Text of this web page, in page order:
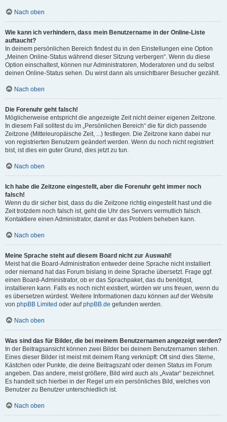
Nach oben
Wie kann ich verhindern, dass mein Benutzername in der Online-Liste
auftaucht?
In deinem persönlichen Bereich findest du in den Einstellungen eine Option
„Meinen Online-Status während dieser Sitzung verbergen“. Wenn du diese
Option einschaltest, können nur Administratoren, Moderatoren und du selbst
deinen Online-Status sehen. Du wirst dann als unsichtbarer Besucher gezählt.
Nach oben
Die Forenuhr geht falsch!
Möglicherweise entspricht die angezeigte Zeit nicht deiner eigenen Zeitzone.
In diesem Fall solltest du im „Persönlichen Bereich“ die für dich passende
Zeitzone (Mitteleuropäische Zeit, ...) festlegen. Die Zeitzone kann dabei nur
von registrierten Benutzern geändert werden. Wenn du noch nicht registriert
bist, ist dies ein guter Grund, dies jetzt zu tun.
Nach oben
Ich habe die Zeitzone eingestellt, aber die Forenuhr geht immer noch
falsch!
Wenn du dir sicher bist, dass du die Zeitzone richtig eingestellt hast und die
Zeit trotzdem noch falsch ist, geht die Uhr des Servers vermutlich falsch.
Kontaktiere einen Administrator, damit er das Problem beheben kann.
Nach oben
Meine Sprache steht auf diesem Board nicht zur Auswahl!
Meist hat die Board-Administration entweder deine Sprache nicht installiert
oder niemand hat das Forum bislang in deine Sprache übersetzt. Frage ggf.
einen Board-Administrator, ob er das Sprachpaket, das du benötigst,
installieren kann. Falls es noch nicht existiert, würden wir uns freuen, wenn du
es übersetzen würdest. Weitere Informationen dazu können auf der Website
von phpBB Limited oder aufphpBB.de gefunden werden.
Nach oben
Was sind das für Bilder, die bei meinem Benutzernamen angezeigt werden?
In der Beitragsansicht können zwei Bilder bei deinem Benutzernamen stehen.
Eines dieser Bilder ist meist mit deinem Rang verknüpft: Oft sind dies Sterne,
Kästchen oder Punkte, die deine Beitragszahl oder deinen Status im Forum
angeben. Das andere, meist größere, Bild wird auch als „Avatar“ bezeichnet.
Es handelt sich hierbei in der Regel um ein persönliches Bild, welches von
Benutzer zu Benutzer unterschiedlich ist.
Nach oben